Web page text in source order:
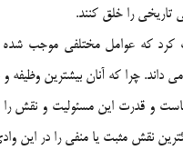
تاريخي را خلق كنند.
كرد كه عوامل مختلفي موجب
داند. چرا كه آنان بيشترين
و قدرت اين مسئوليت و نقش
نقش مثبت يا منفي را در اين